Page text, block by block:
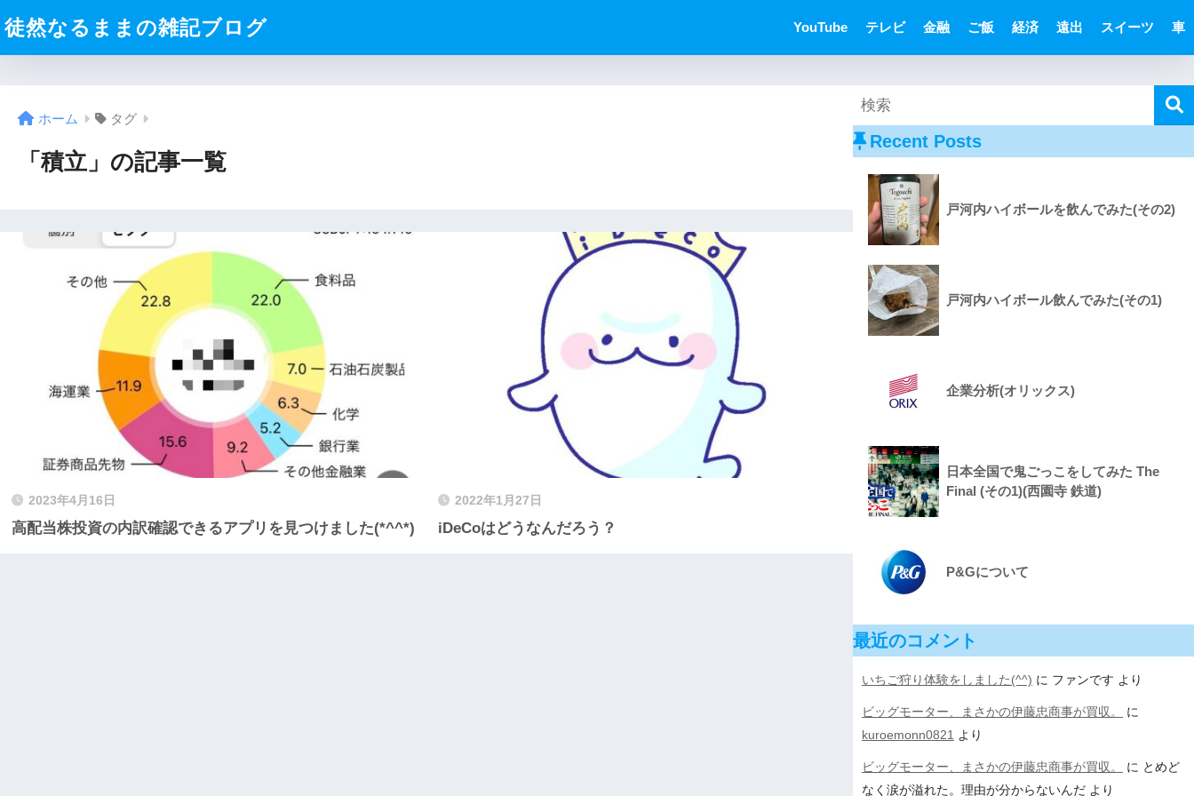
徒然なるままの雑記ブログ YouTube テレビ 金融 ご飯 経済 遠出 スイーツ 車
ホーム タグ
「積立」の記事一覧
2023年4月16日
高配当株投資の内訳確認できるアプリを見つけました(*^^*)
2022年1月27日
iDeCoはどうなんだろう？
Recent Posts
戸河内ハイボールを飲んでみた(その2)
戸河内ハイボール飲んでみた(その1)
企業分析(オリックス)
日本全国で鬼ごっこをしてみた The
Final (その1)(西園寺 鉄道)
P&Gについて
最近のコメント
いちご狩り体験をしました(^^) に ファンです より
ビッグモーター、まさかの伊藤忠商事が買収。
に
kuroemonn0821 より
ビッグモーター、まさかの伊藤忠商事が買収。 に とめど
なく涙が溢れた。理由が分からないんだ より